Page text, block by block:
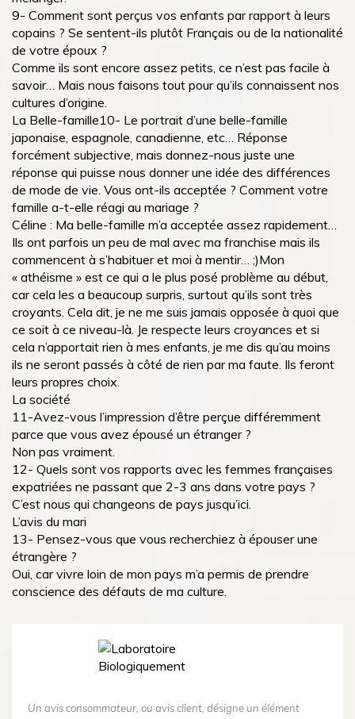
9- Comment sont perçus vos enfants par rapport à leurs
copains ? Se sentent-ils plutôt Français ou de la nationalité
de votre époux ?
Comme ils sont encore assez petits, ce n’est pas facile à
savoir… Mais nous faisons tout pour qu’ils connaissent nos
cultures d’origine.
La Belle-famille10- Le portrait d’une belle-famille
japonaise, espagnole, canadienne, etc… Réponse
forcément subjective, mais donnez-nous juste une
réponse qui puisse nous donner une idée des différences
de mode de vie. Vous ont-ils acceptée ? Comment votre
famille a-t-elle réagi au mariage ?
Céline : Ma belle-famille m’a acceptée assez rapidement…
Ils ont parfois un peu de mal avec ma franchise mais ils
commencent à s’habituer et moi à mentir… ;)Mon
« athéisme » est ce qui a le plus posé problème au début,
car cela les a beaucoup surpris, surtout qu’ils sont très
croyants. Cela dit, je ne me suis jamais opposée à quoi que
ce soit à ce niveau-là. Je respecte leurs croyances et si
cela n’apportait rien à mes enfants, je me dis qu’au moins
ils ne seront passés à côté de rien par ma faute. Ils feront
leurs propres choix.
La société
11-Avez-vous l’impression d’être perçue différemment
parce que vous avez épousé un étranger ?
Non pas vraiment.
12- Quels sont vos rapports avec les femmes françaises
expatriées ne passant que 2-3 ans dans votre pays ?
C’est nous qui changeons de pays jusqu’ici.
L’avis du mari
13- Pensez-vous que vous recherchiez à épouser une
étrangère ?
Oui, car vivre loin de mon pays m’a permis de prendre
conscience des défauts de ma culture.
Un avis consommateur, ou avis client, désigne un élément